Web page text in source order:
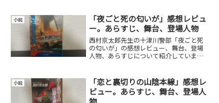
小説
「夜ごと死の匂いが」感想レビュ
ー。あらすじ、舞台、登場人物
西村京太郎先生の十津川警部「夜ごと死
の匂いが」の感想レビュー、舞台、登場
人物、あらすじについて紹介していま
小説
「恋と裏切りの山陰本線」感想レ
ビュー。あらすじ、舞台、登場人